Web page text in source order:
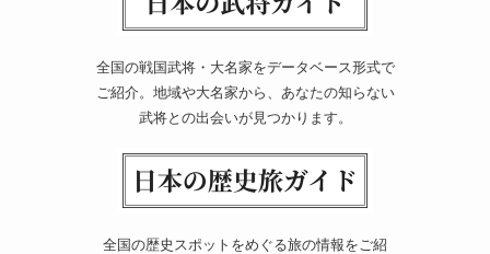
全国の戦国武将・大名家をデータベース形式で
ご紹介。地域や大名家から、あなたの知らない
武将との出会いが見つかります。
全国の歴史スポットをめぐる旅の情報をご紹